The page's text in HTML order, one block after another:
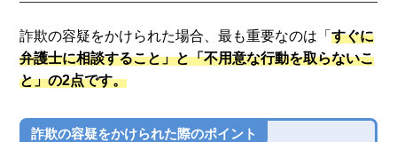
詐欺の容疑をかけられた場合、最も重要なのは「すぐに
弁護士に相談すること」と「不用意な行動を取らないこ
と」の2点です。
詐欺の容疑をかけられた際のポイント